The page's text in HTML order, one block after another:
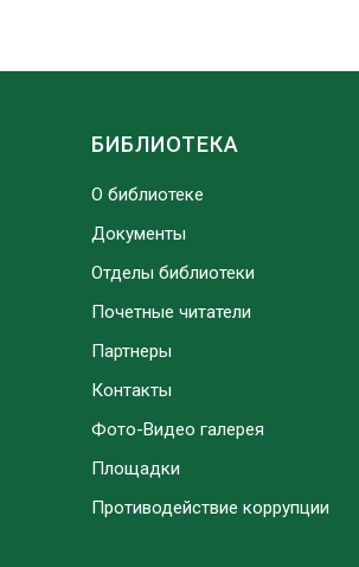
БИБЛИОТЕКА
О библиотеке
Документы
Отделы библиотеки
Почетные читатели
Партнеры
Контакты
Фото-Видео галерея
Площадки
Противодействие коррупции